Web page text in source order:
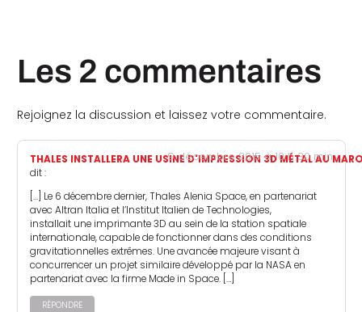
Les 2 commentaires
Rejoignez la discussion et laissez votre commentaire.
THALES INSTALLERA UNE USINE D'IMPRESSION 3D MÉTAL AU
dit :
9 décembre 2015 à 10 h 30 min
[…] Le 6 décembre dernier, Thales Alenia Space, en partenariat
avec Altran Italia et l’Institut Italien de Technologies,
installait une imprimante 3D au sein de la station spatiale
internationale, capable de fonctionner dans des conditions
gravitationnelles extrêmes. Une avancée majeure visant à
concurrencer un projet similaire développé par la NASA en
partenariat avec la firme Made in Space. […]
RÉPONDRE